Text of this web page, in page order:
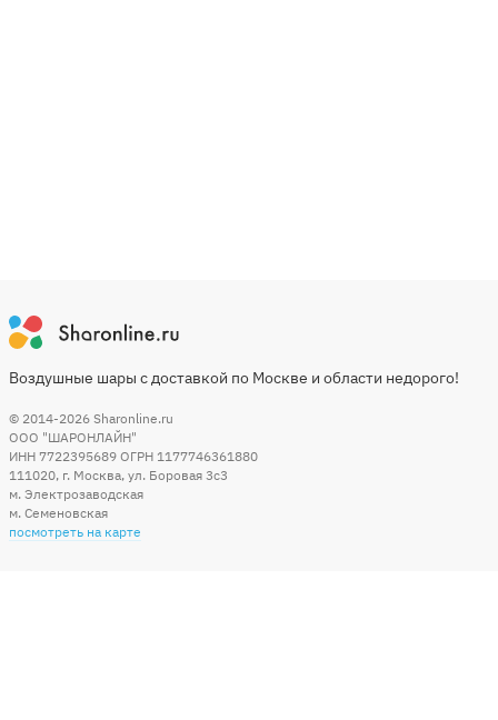
Воздушные шары с доставкой по Москве и области недорого!
© 2014-2026 Sharonline.ru
ООО "ШАРОНЛАЙН"
ИНН 7722395689 ОГРН 1177746361880
111020, г. Москва, ул. Боровая 3c3
м. Электрозаводская
м. Семеновская
посмотреть на карте